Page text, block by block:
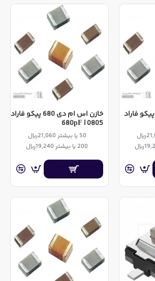
خازن اس ام دی 24 پیکو فاراد
خازن اس ام دی 680 پیکو فاراد
0805 | 680pF
50 یا بیشتر 21,060ریال
200 یا بیشتر 19,240ریال